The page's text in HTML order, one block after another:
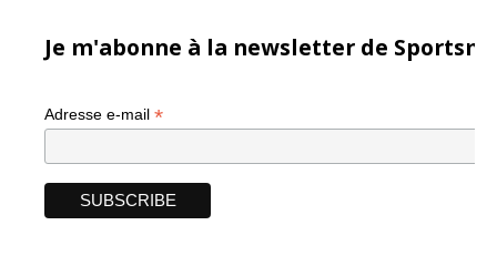
Je m'abonne à la newsletter de
Adresse e-mail *